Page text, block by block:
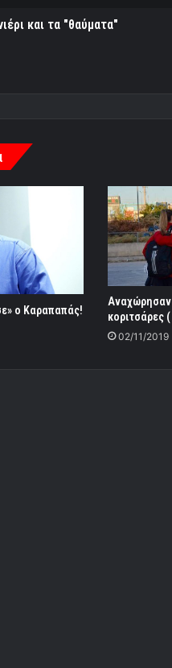
και τα "θαύματα"
ο Καραπαπάς!
Αναχώρησαν
κοριτσάρες
02/11/2019